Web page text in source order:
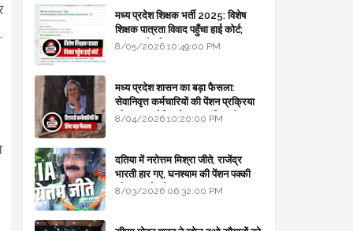
मध्य प्रदेश शिक्षक भर्ती 2025: विशेष
शिक्षक पात्रता विवाद पहुँचा हाई कोर्ट;
सरकार से माँगा जवाब
8/05/2026 10:49:00 PM
मध्य प्रदेश शासन का बड़ा फैसला:
सेवानिवृत्त कर्मचारियों की पेंशन प्रक्रिया
और बजट कोडिंग में हुए क्रांतिकारी
8/04/2026 10:20:00 PM
दतिया में नरोत्तम मिश्रा जीते, राजेंद्र
भारती हार गए, घनश्याम की पेंशन पक्की
और आशुतोष बैक टू...
8/03/2026 06:32:00 PM